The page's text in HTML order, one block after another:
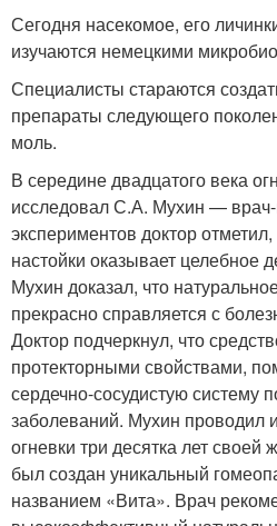
Сегодня насекомое, его
изучаются немецкими
Специалисты стараются
препараты следующего
моль.
В середине двадцатого века
исследовал С.А. Мухин —
экспериментов доктор
настойки оказывает целебное
Мухин доказал, что
прекрасно справляется с
Доктор подчеркнул, что
протекторными свойствами,
сердечно-сосудистую систему
заболеваний. Мухин проводил
огневки три десятка лет своей
был создан уникальный
названием «Вита». Врач